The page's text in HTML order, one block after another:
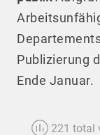
Publizierung
Ende Januar.
221 total